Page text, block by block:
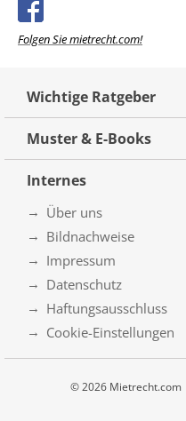
Folgen Sie mietrecht.com!
Wichtige Ratgeber
Muster & E-Books
Internes
Über uns
Bildnachweise
Impressum
Datenschutz
Haftungsausschluss
Cookie-Einstellungen
© 2026 Mietrecht.com